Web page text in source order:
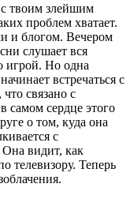
с твоим злейшим
проблем хватает.
и блогом. Вечером
слушает вся
игрой. Но одна
встречаться с
связано с
самом сердце этого
о том, куда она
с
видит, как
телевизору. Теперь